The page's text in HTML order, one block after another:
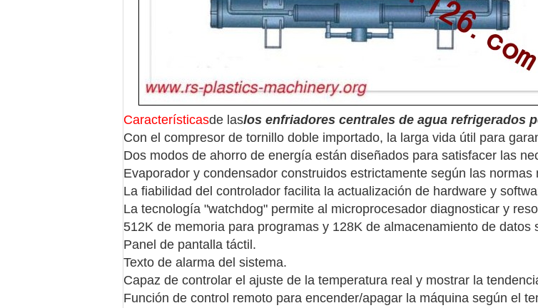
Característicasde laslos enfriadores centrales de agua refrigerados
Con el compresor de tornillo doble importado, la larga vida útil para
Dos modos de ahorro de energía están diseñados para satisfacer las
Evaporador y condensador construidos estrictamente según las normas
La fiabilidad del controlador facilita la actualización de hardware y
La tecnología "watchdog" permite al microprocesador diagnosticar y
512K de memoria para programas y 128K de almacenamiento de datos
Panel de pantalla táctil.
Texto de alarma del sistema.
Capaz de controlar el ajuste de la temperatura real y mostrar la
Función de control remoto para encender/apagar la máquina según el